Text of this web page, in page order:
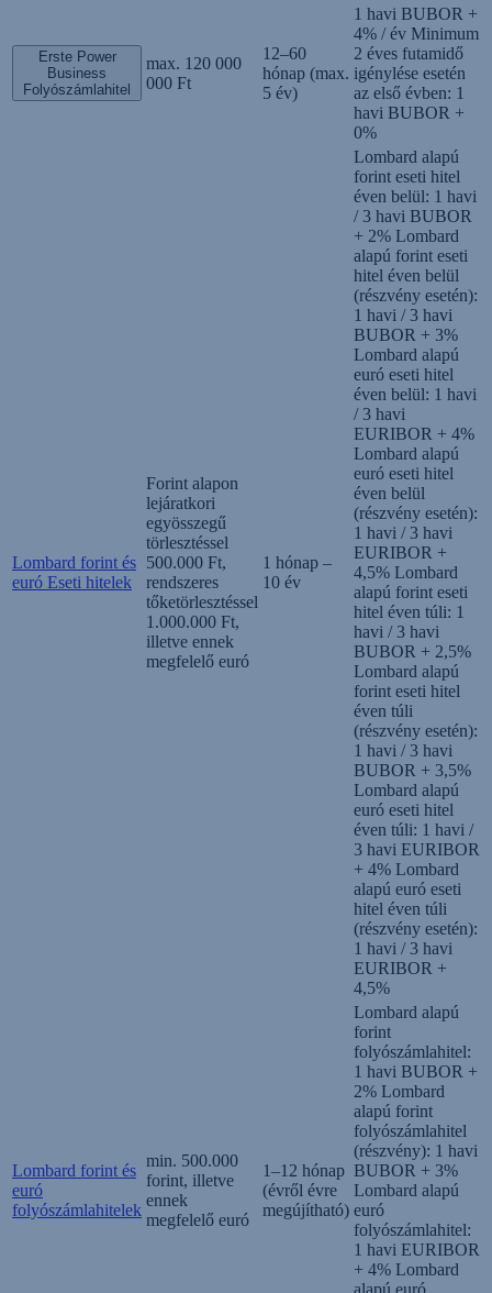
Erste Power
Business
Folyószámlahitel
max. 120 000
000 Ft
12–60
hónap (max.
5 év)
1 havi BUBOR +
4% / év Minimum
2 éves futamidő
igénylése esetén
az első évben: 1
havi BUBOR +
0%
Lombard forint és
euró Eseti hitelek
Forint alapon
lejáratkori
egyösszegű
törlesztéssel
500.000 Ft,
rendszeres
tőketörlesztéssel
1.000.000 Ft,
illetve ennek
megfelelő euró
1 hónap –
10 év
Lombard alapú
forint eseti hitel
éven belül: 1 havi
/ 3 havi BUBOR
+ 2% Lombard
alapú forint eseti
hitel éven belül
(részvény esetén):
1 havi / 3 havi
BUBOR + 3%
Lombard alapú
euró eseti hitel
éven belül: 1 havi
/ 3 havi
EURIBOR + 4%
Lombard alapú
euró eseti hitel
éven belül
(részvény esetén):
1 havi / 3 havi
EURIBOR +
4,5% Lombard
alapú forint eseti
hitel éven túli: 1
havi / 3 havi
BUBOR + 2,5%
Lombard alapú
forint eseti hitel
éven túli
(részvény esetén):
1 havi / 3 havi
BUBOR + 3,5%
Lombard alapú
euró eseti hitel
éven túli: 1 havi /
3 havi EURIBOR
+ 4% Lombard
alapú euró eseti
hitel éven túli
(részvény esetén):
1 havi / 3 havi
EURIBOR +
4,5%
Lombard forint és
euró
folyószámlahitelek
min. 500.000
forint, illetve
ennek
megfelelő euró
1–12 hónap
(évről évre
megújítható)
Lombard alapú
forint
folyószámlahitel:
1 havi BUBOR +
2% Lombard
alapú forint
folyószámlahitel
(részvény): 1 havi
BUBOR + 3%
Lombard alapú
euró
folyószámlahitel:
1 havi EURIBOR
+ 4% Lombard
alapú euró